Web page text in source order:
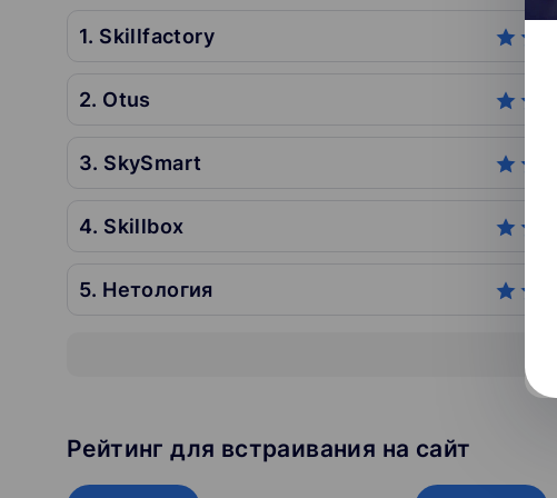
1. Skillfactory
2. Otus
3. SkySmart
4. Skillbox
5. Нетология
Рейтинг для встраивания на сайт